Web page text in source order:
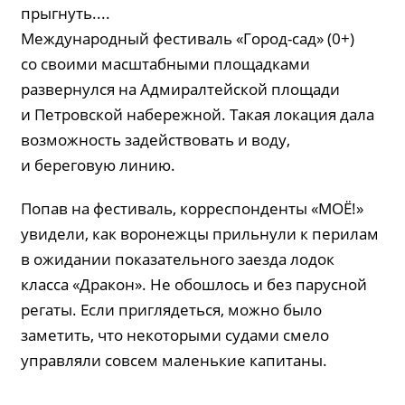
прыгнуть....
Международный фестиваль «Город-сад» (0+)
со своими масштабными площадками
развернулся на Адмиралтейской площади
и Петровской набережной. Такая локация дала
возможность задействовать и воду,
и береговую линию.
Попав на фестиваль, корреспонденты «МОЁ!»
увидели, как воронежцы прильнули к перилам
в ожидании показательного заезда лодок
класса «Дракон». Не обошлось и без парусной
регаты. Если приглядеться, можно было
заметить, что некоторыми судами смело
управляли совсем маленькие капитаны.